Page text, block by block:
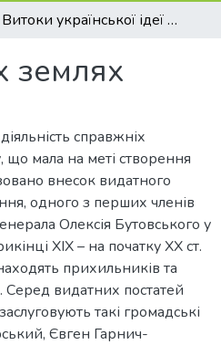
Витоки української ідеї на праукраїнських землях
землях
справжніх
що мала на меті створення
внесок видатного
одного з перших членів
Олексія Бутовського у
ХІХ – на початку ХХ ст.
прихильників та
Серед видатних постатей
такі громадські
Євген Гарнич-